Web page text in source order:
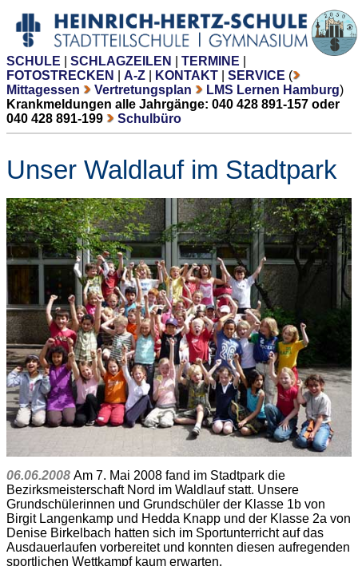
SCHULE SCHLAGZEILEN TERMINE
FOTOSTRECKEN
A-Z KONTAKT SERVICE (
Mittagessen
Vertretungsplan LMS Lernen Hamburg)
Krankmeldungen alle Jahrgänge: 040 428 891-157 oder
040 428 891-199
Schulbüro
Unser Waldlauf im Stadtpark
06.06.2008 Am 7. Mai 2008 fand im Stadtpark die
Bezirksmeisterschaft Nord im Waldlauf statt. Unsere
Grundschülerinnen und Grundschüler der Klasse 1b von
Birgit Langenkamp und Hedda Knapp und der Klasse 2a von
Denise Birkelbach hatten sich im Sportunterricht auf das
Ausdauerlaufen vorbereitet und konnten diesen aufregenden
sportlichen Wettkampf kaum erwarten.